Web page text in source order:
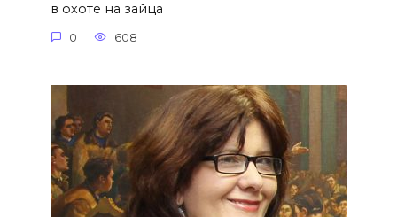
в охоте на зайца
0 608